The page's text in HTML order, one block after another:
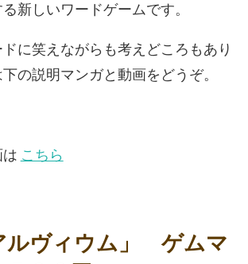
新しいワードゲームです。
に笑えながらも考えどころもあり
の説明マンガと動画をどうぞ。
こちら
ルヴィウム」 ゲムマ